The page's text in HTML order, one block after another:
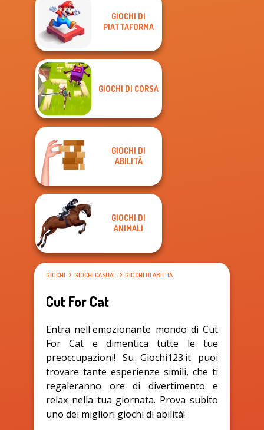
GIOCHI DI
PIATTAFORMA
GIOCHI DI CORSA
GIOCHI DI
ABILITÀ
GIOCHI DI
ANIMALI
GIOCHI GIOCHI CASUAL GIOCHI DI ABILITÀ
Cut For Cat
Entra nell'emozionante mondo di Cut
For Cat e dimentica tutte le tue
preoccupazioni! Su Giochi123.it puoi
trovare tante esperienze simili, che ti
regaleranno ore di divertimento e
relax nella tua giornata. Prova subito
uno dei migliori giochi di abilità!